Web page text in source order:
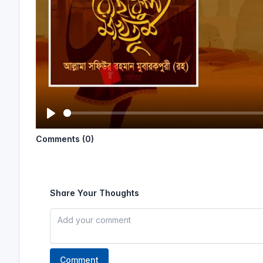
l
Comments (0)
Share Your Thoughts
Comment